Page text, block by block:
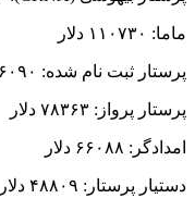
ماما: ۱۱۰۷۳۰ دلار
پرستار ثبت نام شده: ۸۶۰۹۰ دلار
پرستار پرواز: ۷۸۳۶۳ دلار
امدادگر: ۶۶۰۸۸ دلار
دستیار پرستار: ۴۸۸۰۹ دلار